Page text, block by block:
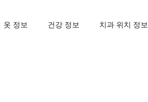
옷 정보 건강 정보 치과 위치 정보